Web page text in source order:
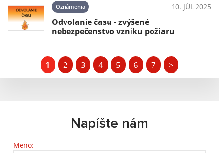
Oznámenia 10. JÚL 2025
Odvolanie času - zvýšené
nebezpečenstvo vzniku požiaru
1 2 3 4 5 6 7 >
Napíšte nám
Meno: